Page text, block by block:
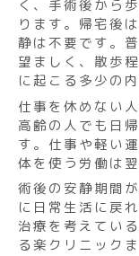
く、手術後から
ります。帰宅後
静は不要です。
望ましく、散歩
に起こる多少の
仕事を休めない
高齢の人でも日
す。仕事や軽い
体を使う労働は
術後の安静期間
に日常生活に戻
治療を考えてい
る楽クリニック